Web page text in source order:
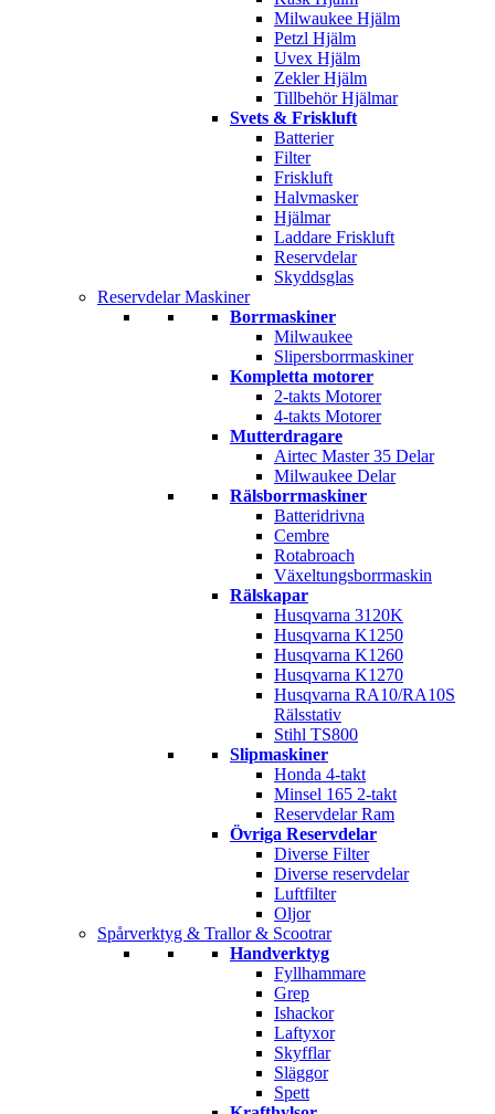
Milwaukee Hjälm
Petzl Hjälm
Uvex Hjälm
Zekler Hjälm
Tillbehör Hjälmar
Svets & Friskluft
Batterier
Filter
Friskluft
Halvmasker
Hjälmar
Laddare Friskluft
Reservdelar
Skyddsglas
Reservdelar Maskiner
Borrmaskiner
Milwaukee
Slipersborrmaskiner
Kompletta motorer
2-takts Motorer
4-takts Motorer
Mutterdragare
Airtec Master 35 Delar
Milwaukee Delar
Rälsborrmaskiner
Batteridrivna
Cembre
Rotabroach
Växeltungsborrmaskin
Rälskapar
Husqvarna 3120K
Husqvarna K1250
Husqvarna K1260
Husqvarna K1270
Husqvarna RA10/RA10S
Rälsstativ
Stihl TS800
Slipmaskiner
Honda 4-takt
Minsel 165 2-takt
Reservdelar Ram
Övriga Reservdelar
Diverse Filter
Diverse reservdelar
Luftfilter
Oljor
Spårverktyg & Trallor & Scootrar
Handverktyg
Fyllhammare
Grep
Ishackor
Laftyxor
Skyfflar
Släggor
Spett